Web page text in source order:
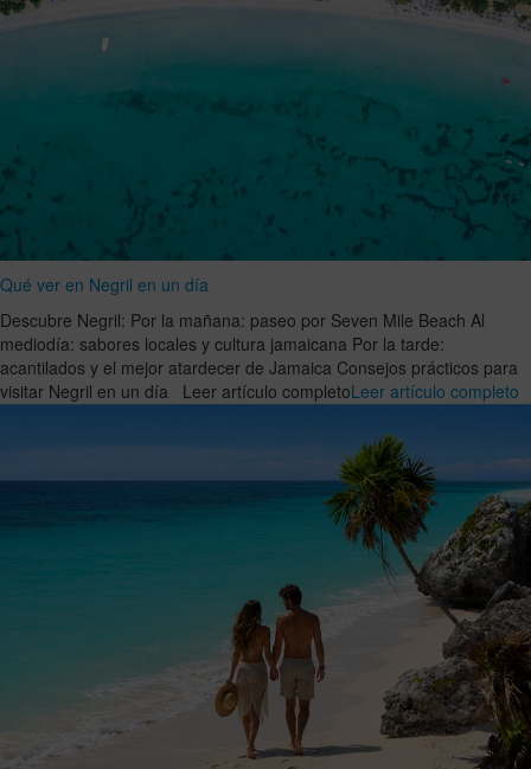
Qué ver en Negril en un día
Descubre Negril: Por la mañana: paseo por Seven Mile Beach Al
mediodía: sabores locales y cultura jamaicana Por la tarde:
acantilados y el mejor atardecer de Jamaica Consejos prácticos para
visitar Negril en un día Leer artículo completoLeer artículo completo